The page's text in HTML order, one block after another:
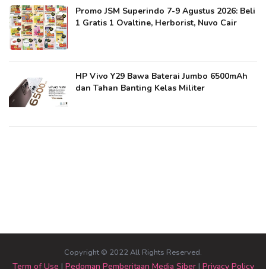
Promo JSM Superindo 7-9 Agustus 2026: Beli
1 Gratis 1 Ovaltine, Herborist, Nuvo Cair
HP Vivo Y29 Bawa Baterai Jumbo 6500mAh
dan Tahan Banting Kelas Militer
Copyright © 2022 All Rights Reserved.
Term of Use | Pedoman Pemberitaan Media Siber| Privacy Policy